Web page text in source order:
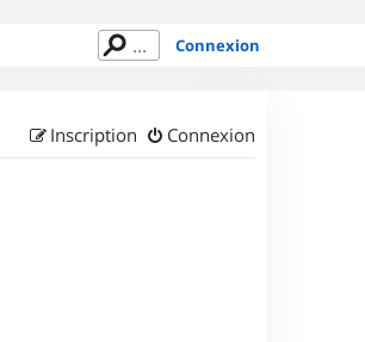
Connexion
Connexion
Inscription